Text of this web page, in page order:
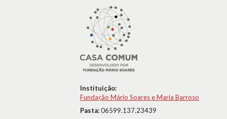
Instituição:
Fundação Mário Soares e Maria Barroso
Pasta:06599.137.23439